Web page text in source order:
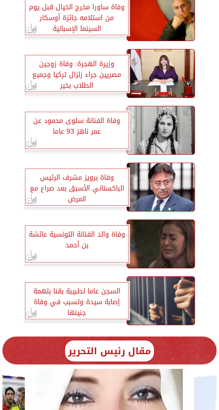
وفاة ساورا مخرج الخيال قبل يوم
من استلامه جائزة أوسكار
السينما الإسبانية
وزيرة الهجرة: وفاة زوجين
مصريين جراء زلزال تركيا وجميع
الطلاب بخير
وفاة الفنانة سلوى محمود عن
عمر ناهز 93 عاما
وفاة برويز مشرف الرئيس
الباكستاني الأسبق بعد صراع مع
المرض
وفاة والد الفنانة التونسية عائشة
بن أحمد
السجن عاما لطبيبة بقنا بتهمة
إصابة سيدة وتسبب في وفاة
جنينها
مقال رئيس التحرير